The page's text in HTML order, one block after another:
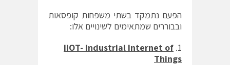
הפעם נתמקד בשתי משפחות קופסאות
ובבוררים שמתאימים לשינויים אלו:
IIOT- Industrial Internet of
Things